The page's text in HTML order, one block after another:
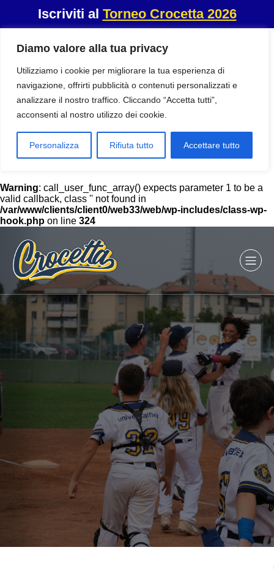
Iscriviti al Torneo Crocetta 2026
Diamo valore alla tua privacy
Utilizziamo i cookie per migliorare la tua esperienza di
navigazione, offrirti pubblicità o contenuti personalizzati e
analizzare il nostro traffico. Cliccando “Accetta tutti”,
acconsenti al nostro utilizzo dei cookie.
Personalizza Rifiuta tutto Accettare tutto
Warning: call_user_func_array() expects parameter 1 to be a
valid callback, class '' not found in
/var/www/clients/client0/web33/web/wp-includes/class-wp-
hook.php on line 324